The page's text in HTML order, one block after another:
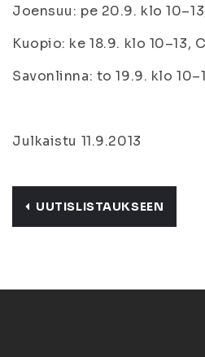
Joensuu: pe 20.9. klo
Kuopio: ke 18.9. klo 10–13,
Savonlinna: to 19.9. klo
Julkaistu 11.9.2013
UUTISLISTAUKSEEN